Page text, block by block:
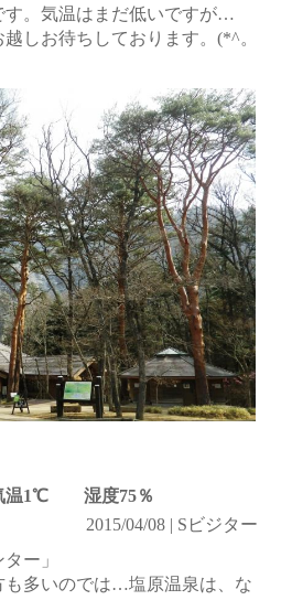
す。気温はまだ低いですが…
しお待ちしております。(*^。
1℃ 湿度75％
2015/04/08 | Sビジター
ー」
も多いのでは…塩原温泉は、な